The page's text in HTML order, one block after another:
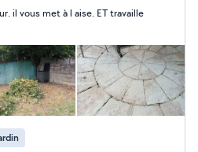
ramasser de feuillages,
et artificielle, - plantations
entretien terrasses avec
" karcher et produits",
vos intérieurs ; -des
expérimentée,
sur toute L'Ile-
propositions. Bien à vous.
met à l aise. ET travaille